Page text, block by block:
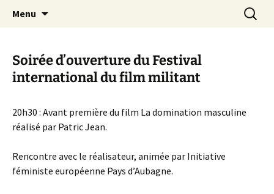
Canal Marches
Menu
Soirée d’ouverture du Festival
international du film militant
20h30 : Avant première du film La domination masculine
réalisé par Patric Jean.
Rencontre avec le réalisateur, animée par Initiative
féministe européenne Pays d’Aubagne.